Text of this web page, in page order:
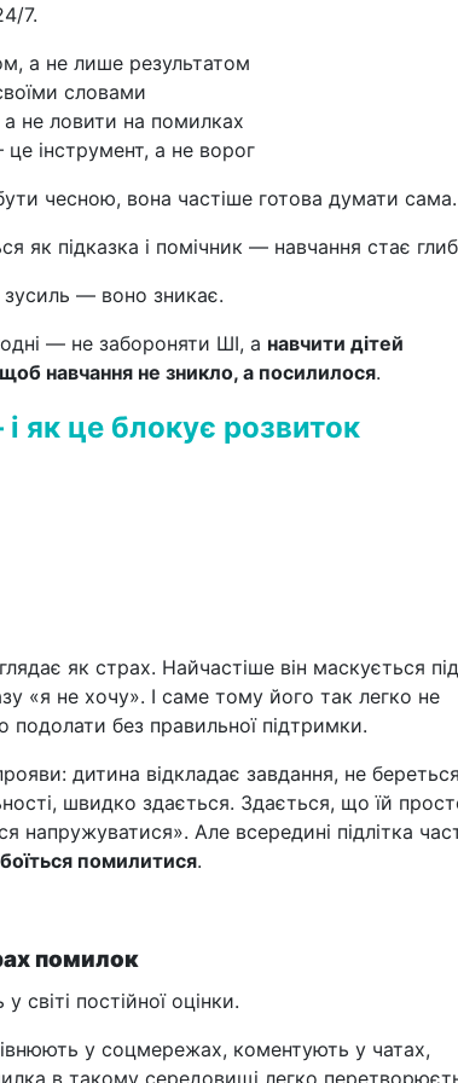
7.
а не лише результатом
словами
не ловити на помилках
інструмент, а не ворог
чесною, вона частіше готова думати сама.
як підказка і помічник — навчання стає
зусиль — воно зникає.
— не забороняти ШІ, а навчити дітей
навчання не зникло, а посилилося.
як це блокує розвиток
як страх. Найчастіше він маскується під
«я не хочу». І саме тому його так легко не
подолати без правильної підтримки.
дитина відкладає завдання, не
швидко здається. Здається, що їй
напружуватися». Але всередині підлітка
боїться помилитися.
помилок
світі постійної оцінки.
у соцмережах, коментують у чатах,
в такому середовищі легко